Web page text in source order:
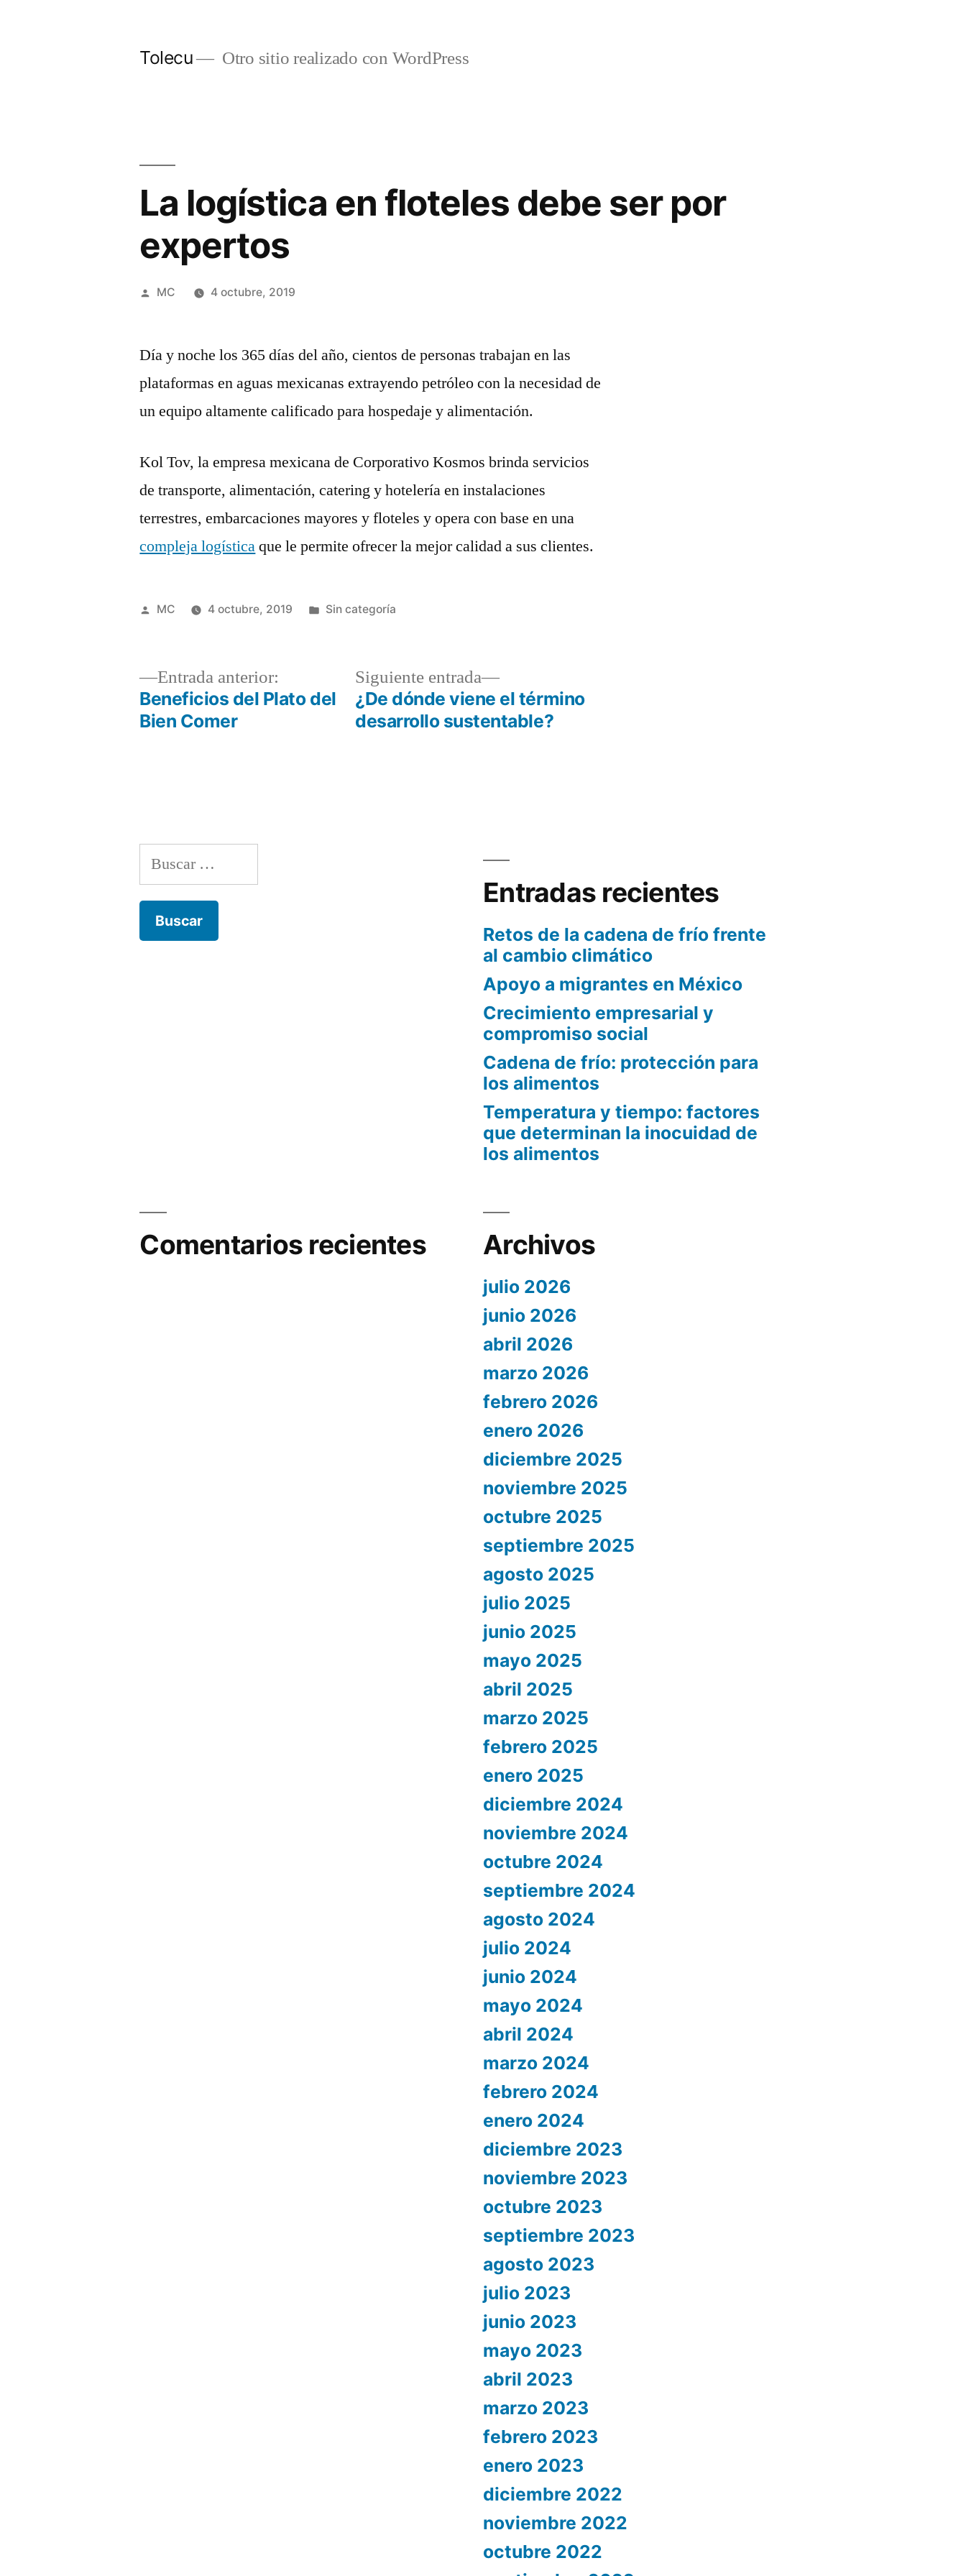
Tolecu Otro sitio realizado con WordPress
La logística en floteles debe ser por
expertos
Publicado
MC 4 octubre, 2019
Día y noche los 365 días del año, cientos de personas trabajan en las
plataformas en aguas mexicanas extrayendo petróleo con la necesidad de
un equipo altamente calificado para hospedaje y alimentación.
Kol Tov, la empresa mexicana de Corporativo Kosmos brinda servicios
de transporte, alimentación, catering y hotelería en instalaciones
terrestres, embarcaciones mayores y floteles y opera con base en una
compleja logísticaque le permite ofrecer la mejor calidad a sus clientes.
Publicado
MC 4 octubre, 2019
Publicada
Sin categoría
Navegación
Entrada anterior:
anterior:
Beneficios del Plato del
Bien Comer
Siguiente entrada
Siguiente
entrada:
¿De dónde viene el término
desarrollo sustentable?
Buscar:
Entradas recientes
Retos de la cadena de frío frente
al cambio climático
Apoyo a migrantes en México
Crecimiento empresarial y
compromiso social
Cadena de frío: protección para
los alimentos
Temperatura y tiempo: factores
que determinan la inocuidad de
los alimentos
Comentarios recientes Archivos
julio 2026
junio 2026
abril 2026
marzo 2026
febrero 2026
enero 2026
diciembre 2025
noviembre 2025
octubre 2025
septiembre 2025
agosto 2025
julio 2025
junio 2025
mayo 2025
abril 2025
marzo 2025
febrero 2025
enero 2025
diciembre 2024
noviembre 2024
octubre 2024
septiembre 2024
agosto 2024
julio 2024
junio 2024
mayo 2024
abril 2024
marzo 2024
febrero 2024
enero 2024
diciembre 2023
noviembre 2023
octubre 2023
septiembre 2023
agosto 2023
julio 2023
junio 2023
mayo 2023
abril 2023
marzo 2023
febrero 2023
enero 2023
diciembre 2022
noviembre 2022
octubre 2022